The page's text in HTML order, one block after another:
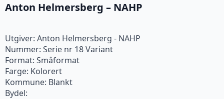
Anton Helmersberg – NAHP
Utgiver: Anton Helmersberg - NAHP
Nummer: Serie nr 18 Variant
Format: Småformat
Farge: Kolorert
Kommune: Blankt
Bydel: